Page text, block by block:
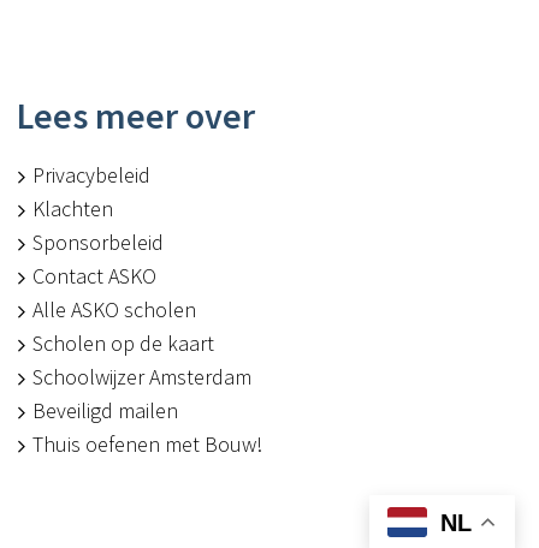
NL
Lees meer over
Privacybeleid
Klachten
Sponsorbeleid
Contact ASKO
Alle ASKO scholen
Scholen op de kaart
Schoolwijzer Amsterdam
Beveiligd mailen
Thuis oefenen met Bouw!